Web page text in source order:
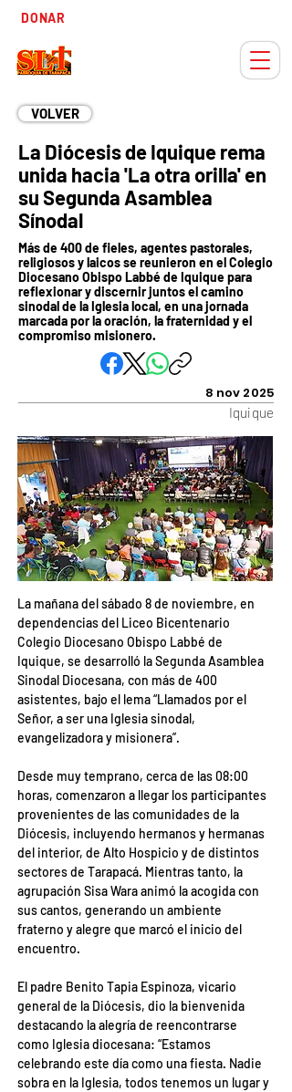
DONAR
VOLVER
La Diócesis de Iquique rema
unida hacia 'La otra orilla' en
su Segunda Asamblea
Sínodal
Más de 400 de fieles, agentes pastorales,
religiosos y laicos se reunieron en el Colegio
Diocesano Obispo Labbé de Iquique para
reflexionar y discernir juntos el camino
sinodal de la Iglesia local, en una jornada
marcada por la oración, la fraternidad y el
compromiso misionero.
8 nov 2025
Iquique
La mañana del sábado 8 de noviembre, en
dependencias del Liceo Bicentenario
Colegio Diocesano Obispo Labbé de
Iquique, se desarrolló la Segunda Asamblea
Sinodal Diocesana, con más de 400
asistentes, bajo el lema “Llamados por el
Señor, a ser una Iglesia sinodal,
evangelizadora y misionera”.
Desde muy temprano, cerca de las 08:00
horas, comenzaron a llegar los participantes
provenientes de las comunidades de la
Diócesis, incluyendo hermanos y hermanas
del interior, de Alto Hospicio y de distintos
sectores de Tarapacá. Mientras tanto, la
agrupación Sisa Wara animó la acogida con
sus cantos, generando un ambiente
fraterno y alegre que marcó el inicio del
encuentro.
El padre Benito Tapia Espinoza, vicario
general de la Diócesis, dio la bienvenida
destacando la alegría de reencontrarse
como Iglesia diocesana: “Estamos
celebrando este día como una fiesta. Nadie
sobra en la Iglesia, todos tenemos un lugar y